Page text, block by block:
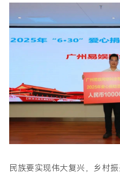
民族要实现伟大复兴，乡村